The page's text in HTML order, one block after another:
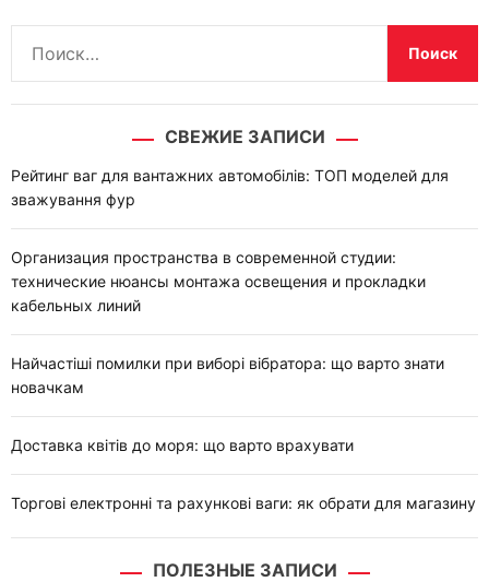
:
СВЕЖИЕ ЗАПИСИ
Рейтинг ваг для вантажних автомобілів: ТОП моделей для
зважування фур
Организация пространства в современной студии:
технические нюансы монтажа освещения и прокладки
кабельных линий
Найчастіші помилки при виборі вібратора: що варто знати
новачкам
Доставка квітів до моря: що варто врахувати
Торгові електронні та рахункові ваги: як обрати для магазину
ПОЛЕЗНЫЕ ЗАПИСИ